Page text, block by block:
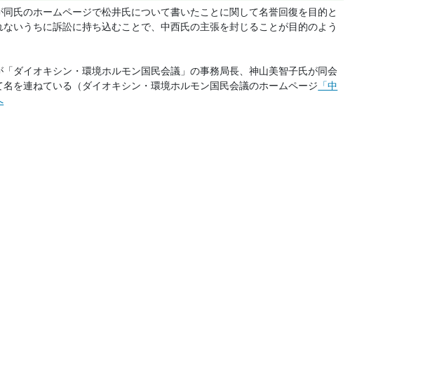
氏のホームページで松井氏について書いたことに関して名誉回復を目的と
いうちに訴訟に持ち込むことで、中西氏の主張を封じることが目的のよう
ダイオキシン・環境ホルモン国民会議」の事務局長、神山美智子氏が同会
を連ねている（ダイオキシン・環境ホルモン国民会議のホームページ 「中